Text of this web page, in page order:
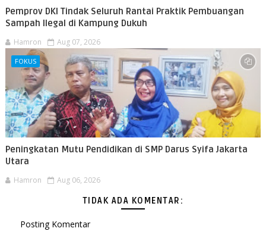
Pemprov DKI Tindak Seluruh Rantai Praktik Pembuangan
Sampah Ilegal di Kampung Dukuh
Hamron Aug 07, 2026
FOKUS
Peningkatan Mutu Pendidikan di SMP Darus Syifa Jakarta
Utara
Hamron Aug 06, 2026
TIDAK ADA KOMENTAR:
Posting Komentar